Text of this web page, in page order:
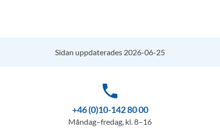
Sidan uppdaterades 2026-06-25
phone
+46 (0)10-142 80 00
Måndag–fredag, kl. 8–16